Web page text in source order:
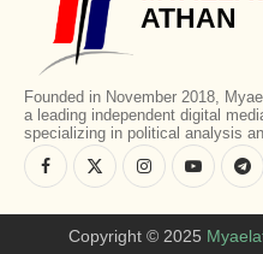
ATHAN
Founded in November 2018,
a leading independent digital
specializing in political analysis
Copyright © 2025